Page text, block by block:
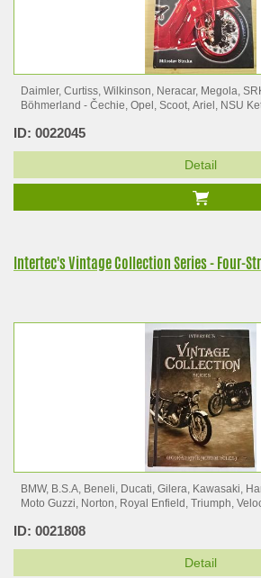
Daimler, Curtiss, Wilkinson, Neracar, Megola,
Böhmerland - Čechie, Opel, Scoot, Ariel, NSU
ID: 0022045
Detail
Intertec's Vintage Collection Series - Four-
BMW, B.S.A, Beneli, Ducati, Gilera, Kawasaki,
Moto Guzzi, Norton, Royal Enfield, Triumph,
ID: 0021808
Detail